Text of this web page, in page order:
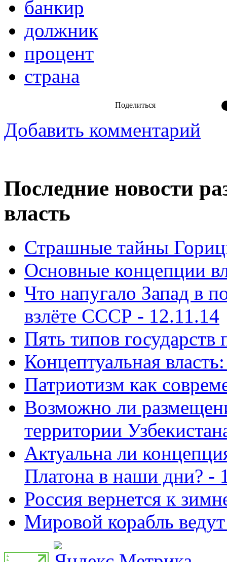
банкир
должник
процент
страна
Поделиться
Добавить комментарий
Последние новости
власть
Страшные тайны
Основные концепции
Что напугало Запад в
взлёте СССР - 12.11.14
Пять типов
Концептуальная
Патриотизм как
Возможно ли
территории
Актуальна ли
Платона в наши дни? -
Россия вернется к
Мировой корабль